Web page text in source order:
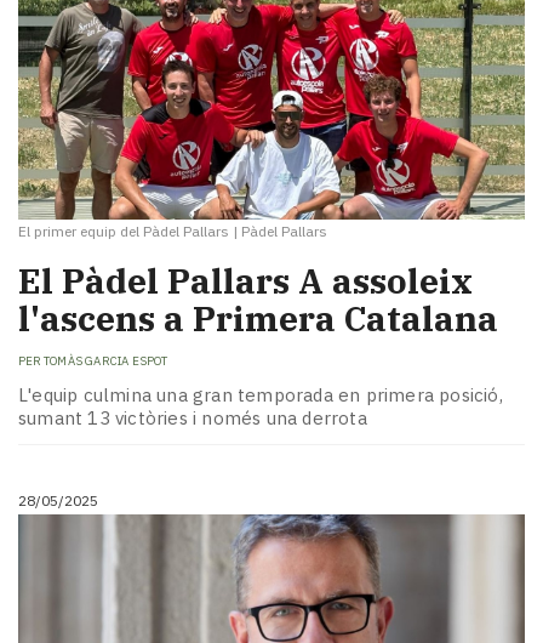
El primer equip del Pàdel Pallars | Pàdel Pallars
El Pàdel Pallars A assoleix
l'ascens a Primera Catalana
PER TOMÀS GARCIA ESPOT
L'equip culmina una gran temporada en primera posició,
sumant 13 victòries i només una derrota
28/05/2025